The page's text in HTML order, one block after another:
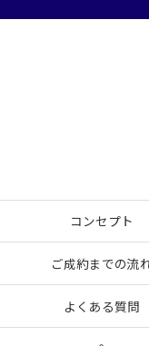
コンセプト
ご成約までの流
よくある質問